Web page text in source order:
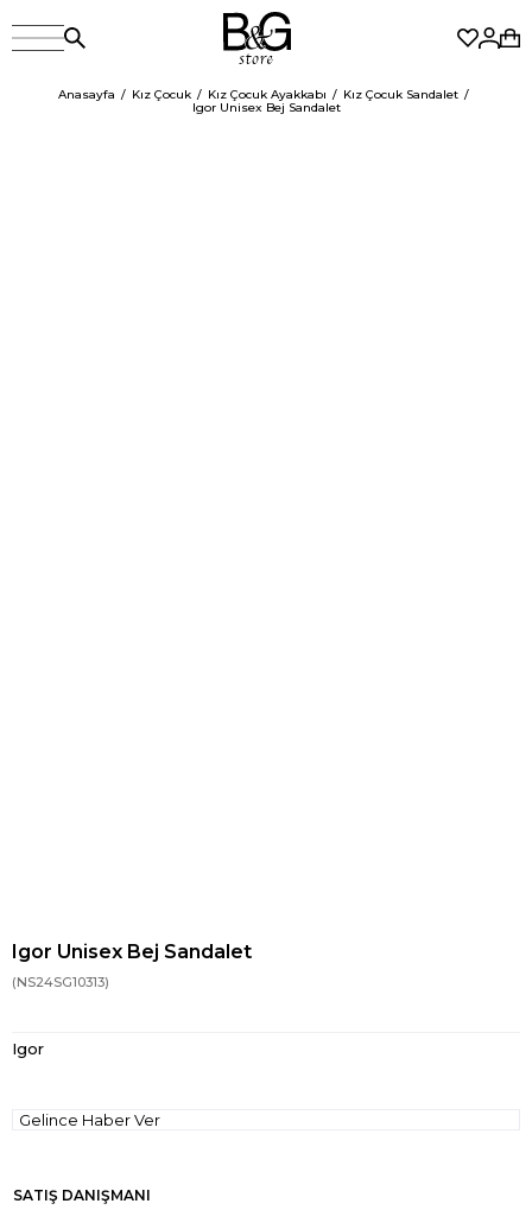
Anasayfa Kız Çocuk Kız Çocuk Ayakkabı
Kız Çocuk Sandalet
Igor Unisex Bej Sandalet
Igor Unisex Bej Sandalet
(NS24SG10313)
Igor
Gelince Haber Ver
SATIŞ DANIŞMANI